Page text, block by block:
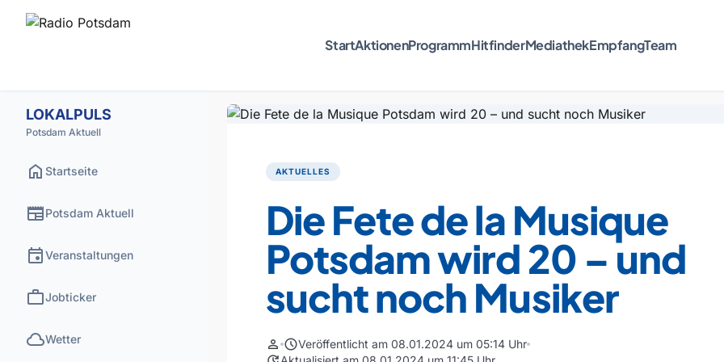
StartAktionenProgrammHitfinderMediathekEmpfangTeam
LOKALPULS
Potsdam Aktuell
home Startseite
newspaperPotsdam Aktuell
eventVeranstaltungen
workJobticker
cloudWetter
AKTUELLES
Die Fete de la Musique
Potsdam wird 20 – und
sucht noch Musiker
person scheduleVeröffentlicht am 08.01.2024 um 05:14 Uhr